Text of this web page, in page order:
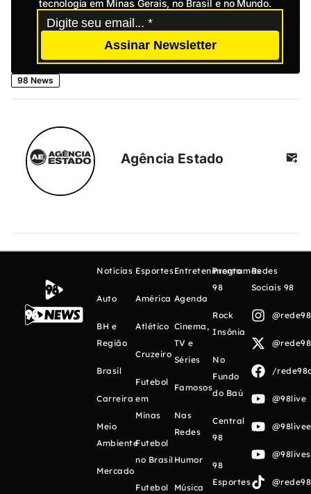
tecnologia em Minas Gerais, no Brasil e no Mundo.
Assinar Newsletter
98 News
Agência Estado
Notícias
Auto
BH e
Região
Brasil
Carreira
Meio
Ambiente
Mercado
Esportes
América
Atlético
Cruzeiro
Futebol
em
Minas
Futebol
no Brasil
Futebol
Entretenimento
Agenda
Cinema,
TV e
Séries
Famosos
Nas
Redes
Humor
Música
Programas
98
Rock
Insônia
No
Fundo
do Baú
Central
98
98
Esportes
Redes
Sociais 98
/
@98live